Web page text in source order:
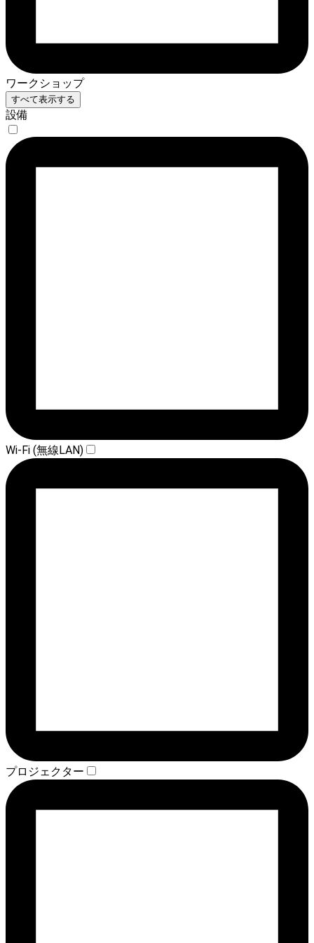
ワークショップ
すべて表示する
設備
Wi-Fi (無線LAN)
プロジェクター